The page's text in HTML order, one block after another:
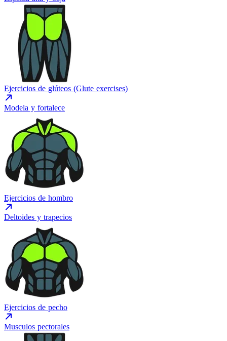
Ejercicios de glúteos (Glute exercises)
Modela y fortalece
Ejercicios de hombro
Deltoides y trapecios
Ejercicios de pecho
Musculos pectorales